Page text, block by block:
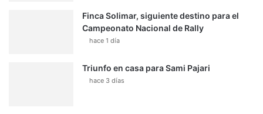
Finca Solimar, siguiente destino para el
Campeonato Nacional de Rally
hace 1 día
Triunfo en casa para Sami Pajari
hace 3 días